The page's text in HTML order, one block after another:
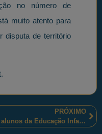
no número de
muito atento para
disputa de território
PRÓXIMO
100 alunos da Educação Infantil, em Vila Velha, Espírito Santo, participaram do Proerd conduzido por policiais militares